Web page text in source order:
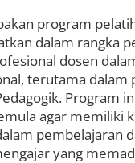
program
dalam rangka
dosen
terutama dalam
Program
agar memiliki
pembelajaran
yang